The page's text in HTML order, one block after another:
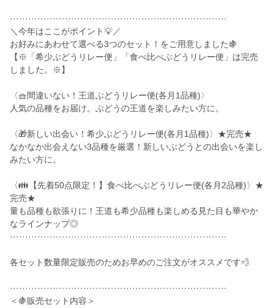
·······································································
＼今年はここがポイント💡／
お好みにあわせて選べる3つのセット！をご用意しました🍇
【※「希少ぶどうリレー便」「食べ比べぶどうリレー便」は完売
しました。※】
〈🧺間違いない！王道ぶどうリレー便(各月1品種)〉
人気の品種をお届け。ぶどうの王道を楽しみたい方に。
〈🎁新しい出会い！希少ぶどうリレー便(各月1品種)〉★完売★
なかなか出会えない3品種を厳選！新しいぶどうとの出会いを楽し
みたい方に。
〈👪【先着50点限定！】食べ比べぶどうリレー便(各月2品種)〉★
完売★
量も品種も欲張りに！王道も希少品種も楽しめる見た目も華やか
なラインナップ◎
·······································································
各セット数量限定販売のためお早めのご注文がオススメです💨
·······································································
＜🍇販売セット内容＞